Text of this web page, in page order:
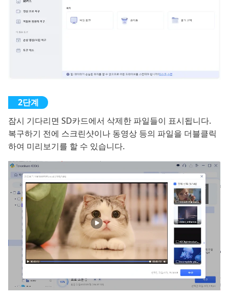
잠시 기다리면 SD카드에서 삭제한 파일들이 표시됩니다.
복구하기 전에 스크린샷이나 동영상 등의 파일을 더블클릭
하여 미리보기를 할 수 있습니다.